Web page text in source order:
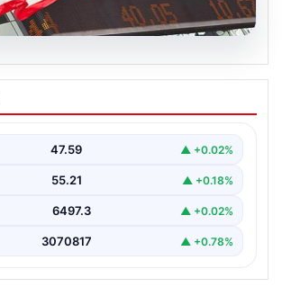
Ne Zaman Açıklanacak?
Belirlenen Tarih ve Piyasa
ve kripto para yatırımcılarının
47.59 ▲ +0.02%
55.21 ▲ +0.18%
6497.3 ▲ +0.02%
3070817 ▲ +0.78%